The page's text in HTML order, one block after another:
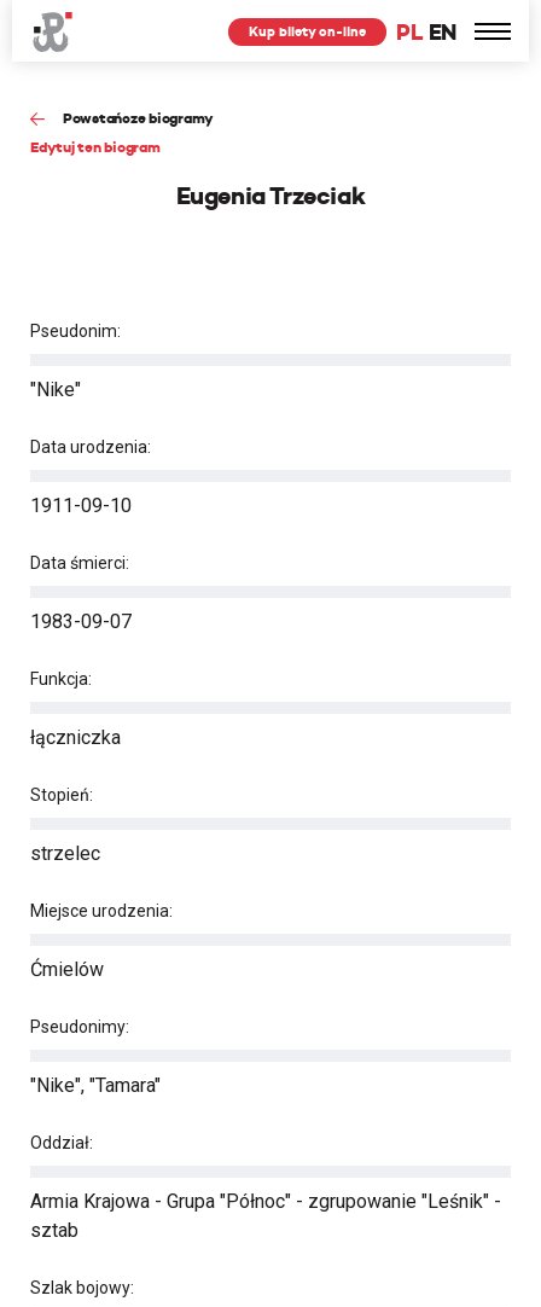
PL EN
Kup bilety on-line
Powstańcze biogramy
Edytuj ten biogram
Eugenia Trzeciak
Pseudonim:
"Nike"
Data urodzenia:
1911-09-10
Data śmierci:
1983-09-07
Funkcja:
łączniczka
Stopień:
strzelec
Miejsce urodzenia:
Ćmielów
Pseudonimy:
"Nike", "Tamara"
Oddział:
Armia Krajowa - Grupa "Północ" - zgrupowanie "Leśnik" -
sztab
Szlak bojowy: